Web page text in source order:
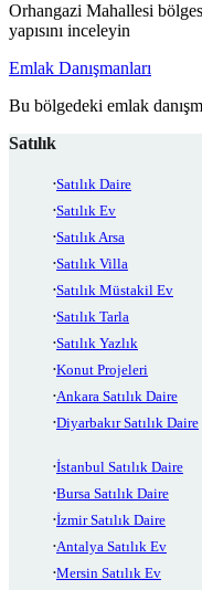
Orhangazi Mahallesi
yapısını inceleyin
Emlak Danışmanları
Bu bölgedeki emlak
Satılık
Satılık Daire
Satılık Ev
Satılık Arsa
Satılık Villa
Satılık Müstakil Ev
Satılık Tarla
Satılık Yazlık
Konut Projeleri
Ankara Satılık Daire
Diyarbakır Satılık Daire
İstanbul Satılık Daire
Bursa Satılık Daire
İzmir Satılık Daire
Antalya Satılık Ev
Mersin Satılık Ev